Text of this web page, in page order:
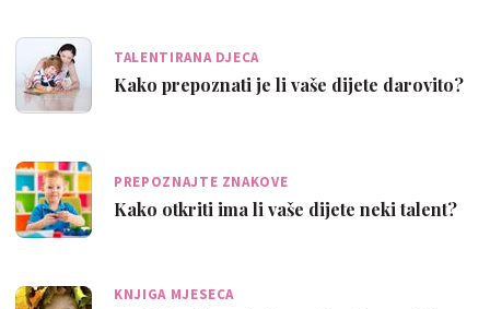
TALENTIRANA DJECA
Kako prepoznati je li vaše dijete darovito?
PREPOZNAJTE ZNAKOVE
Kako otkriti ima li vaše dijete neki talent?
KNJIGA MJESECA